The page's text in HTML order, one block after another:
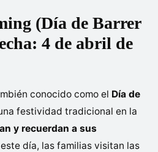
(Día de Barrer
4 de abril de
conocido como el Día de
festividad tradicional en la
y recuerdan a sus
día, las familias visitan las